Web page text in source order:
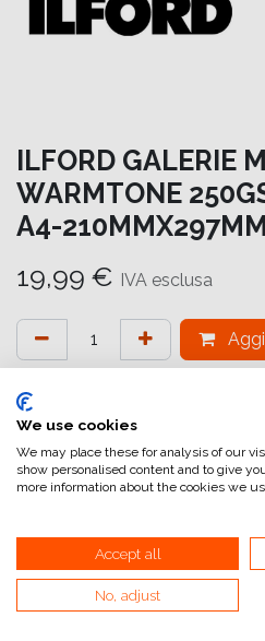
ILFORD GALERIE
WARMTONE
A4-
19,99 € IVA esclusa
attualmente non a magazzino
Riferimento interno:
Mono Silk Warmtone
GALERIE Mono Silk Warmtone
We use cookies
We may place these for analysis of our
show personalised content and to give
more information about the cookies we
Accept all
No, adjust